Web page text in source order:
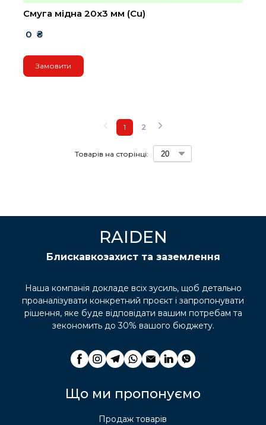
Смуга мідна 20х3 мм (Cu)
0  ₴
Замовити
Товарів на сторінці:
1 2
RAIDEN
Блискавкозахист та заземлення
Наша компанія докладе всіх зусиль, щоб детально
проаналізувати конкретний проєкт і запропонувати
рішення, яке буде відповідати вашим потребам та
зекономить до 30% вашого бюджету.
Що ми пропонуємо
Продаж товарів